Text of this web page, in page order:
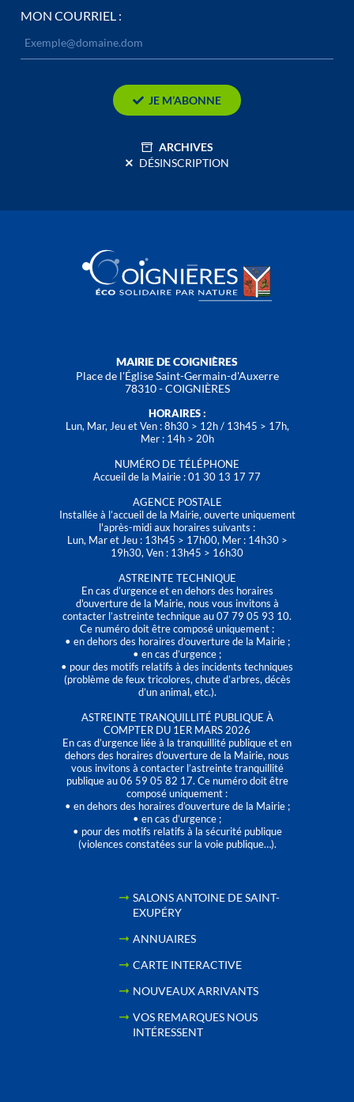
MON COURRIEL :
JE M’ABONNE
ARCHIVES
DÉSINSCRIPTION
MAIRIE DE COIGNIÈRES
Place de l'Église Saint-Germain-d'Auxerre
78310 - COIGNIÈRES
HORAIRES :
Lun, Mar, Jeu et Ven : 8h30 > 12h / 13h45 > 17h,
Mer : 14h > 20h
NUMÉRO DE TÉLÉPHONE
Accueil de la Mairie : 01 30 13 17 77
AGENCE POSTALE
Installée à l’accueil de la Mairie, ouverte uniquement
l'après-midi aux horaires suivants :
Lun, Mar et Jeu : 13h45 > 17h00, Mer : 14h30 >
19h30, Ven : 13h45 > 16h30
ASTREINTE TECHNIQUE
En cas d’urgence et en dehors des horaires
d'ouverture de la Mairie, nous vous invitons à
contacter l’astreinte technique au 07 79 05 93 10.
Ce numéro doit être composé uniquement :
• en dehors des horaires d’ouverture de la Mairie ;
• en cas d’urgence ;
• pour des motifs relatifs à des incidents techniques
(problème de feux tricolores, chute d’arbres, décès
d’un animal, etc.).
ASTREINTE TRANQUILLITÉ PUBLIQUE À
COMPTER DU 1ER MARS 2026
En cas d’urgence liée à la tranquillité publique et en
dehors des horaires d'ouverture de la Mairie, nous
vous invitons à contacter l’astreinte tranquillité
publique au 06 59 05 82 17. Ce numéro doit être
composé uniquement :
• en dehors des horaires d’ouverture de la Mairie ;
• en cas d’urgence ;
• pour des motifs relatifs à la sécurité publique
(violences constatées sur la voie publique…).
SALONS ANTOINE DE SAINT-
EXUPÉRY
ANNUAIRES
CARTE INTERACTIVE
NOUVEAUX ARRIVANTS
VOS REMARQUES NOUS
INTÉRESSENT